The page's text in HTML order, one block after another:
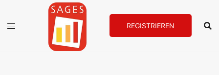
springen
REGISTRIEREN